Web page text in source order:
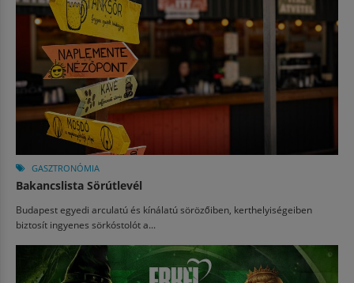
GASZTRONÓMIA
Bakancslista Sörútlevél
Budapest egyedi arculatú és kínálatú sörözőiben, kerthelyiségeiben
biztosít ingyenes sörkóstolót a...